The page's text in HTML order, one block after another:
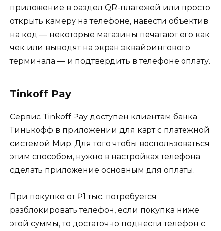
приложение в раздел QR-платежей или просто
открыть камеру на телефоне, навести объектив
на код — некоторые магазины печатают его как
чек или выводят на экран эквайрингового
терминала — и подтвердить в телефоне оплату.
Tinkoff Pay
Сервис Tinkoff Pay доступен клиентам банка
Тинькофф в приложении для карт с платежной
системой Мир. Для того чтобы воспользоваться
этим способом, нужно в настройках телефона
сделать приложение основным для оплаты.
При покупке от ₽1 тыс. потребуется
разблокировать телефон, если покупка ниже
этой суммы, то достаточно поднести телефон с